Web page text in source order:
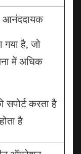
आनंददायक
है, जो
में अधिक
करता है
है